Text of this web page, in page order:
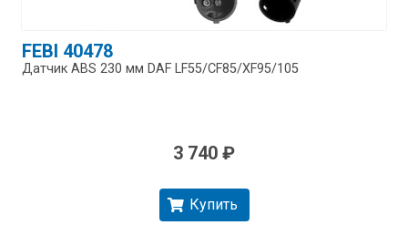
FEBI 40478
Датчик ABS 230 мм DAF LF55/​CF85/​XF95/​105
3 740 ₽
Купить